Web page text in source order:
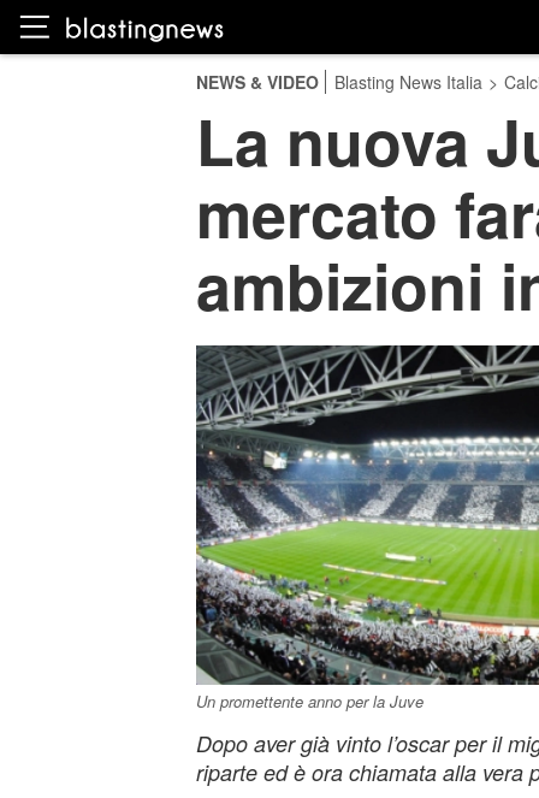
NEWS & VIDEO Blasting News Italia >
La nuova
mercato
ambizioni
Un promettente anno per la Juve
Dopo aver già vinto l’oscar per il
riparte ed è ora chiamata alla vera